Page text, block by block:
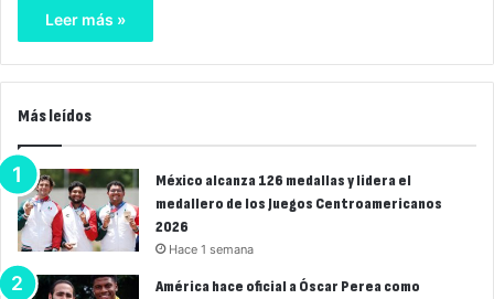
Leer más »
Más leídos
México alcanza 126 medallas y lidera el
medallero de los Juegos Centroamericanos
2026
Hace 1 semana
América hace oficial a Óscar Perea como